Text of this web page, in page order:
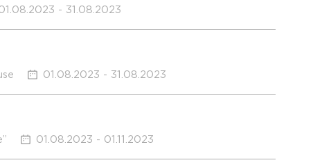
- 31.08.2023
01.08.2023 - 31.08.2023
01.08.2023 - 01.11.2023